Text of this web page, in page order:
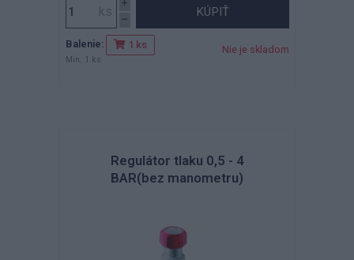
KÚPIŤ
Balenie: 1 ks
Min. 1 ks
Nie je skladom
Regulátor tlaku 0,5 - 4
BAR(bez manometru)